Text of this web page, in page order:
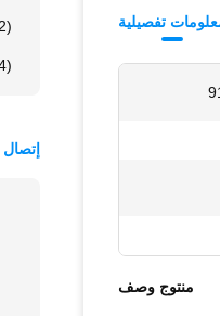
(52)
(104)
إتصال
تفصيلية
منتوج وصف